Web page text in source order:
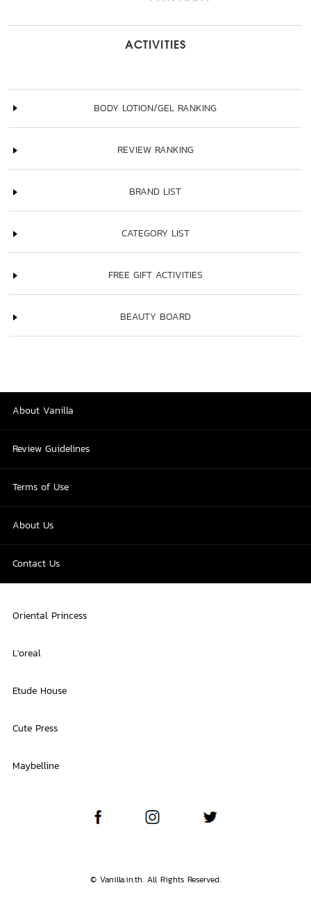
ACTIVITIES
BODY LOTION/GEL RANKING
REVIEW RANKING
BRAND LIST
CATEGORY LIST
FREE GIFT ACTIVITIES
BEAUTY BOARD
About Vanilla
Review Guidelines
Terms of Use
About Us
Contact Us
Oriental Princess
L'oreal
Etude House
Cute Press
Maybelline
© Vanilla.in.th. All Rights Reserved.